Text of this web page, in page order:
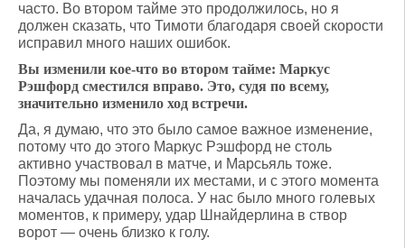
часто. Во втором тайме это продолжилось, но я
должен сказать, что Тимоти благодаря своей скорости
исправил много наших ошибок.
Вы изменили кое-что во втором тайме: Маркус
Рэшфорд сместился вправо. Это, судя по всему,
значительно изменило ход встречи.
Да, я думаю, что это было самое важное изменение,
потому что до этого Маркус Рэшфорд не столь
активно участвовал в матче, и Марсьяль тоже.
Поэтому мы поменяли их местами, и с этого момента
началась удачная полоса. У нас было много голевых
моментов, к примеру, удар Шнайдерлина в створ
ворот — очень близко к голу.